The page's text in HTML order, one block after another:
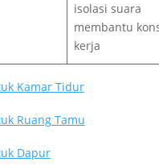
isolasi suara
membantu
kerja
Kamar Tidur
Ruang Tamu
Dapur